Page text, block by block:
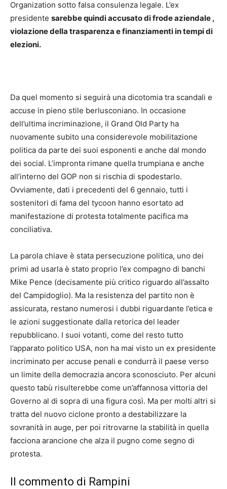
Organization sotto falsa consulenza legale. L’ex
presidente sarebbe quindi accusato di frode aziendale ,
violazione della trasparenza e finanziamenti in tempi di
elezioni.
Da quel momento si seguirà una dicotomia tra scandali e
accuse in pieno stile berlusconiano. In occasione
dell’ultima incriminazione, il Grand Old Party ha
nuovamente subito una considerevole mobilitazione
politica da parte dei suoi esponenti e anche dal mondo
dei social. L’impronta rimane quella trumpiana e anche
all’interno del GOP non si rischia di spodestarlo.
Ovviamente, dati i precedenti del 6 gennaio, tutti i
sostenitori di fama del tycoon hanno esortato ad
manifestazione di protesta totalmente pacifica ma
conciliativa.
La parola chiave è stata persecuzione politica, uno dei
primi ad usarla è stato proprio l’ex compagno di banchi
Mike Pence (decisamente più critico riguardo all’assalto
del Campidoglio). Ma la resistenza del partito non è
assicurata, restano numerosi i dubbi riguardante l’etica e
le azioni suggestionate dalla retorica del leader
repubblicano. I suoi votanti, come del resto tutto
l’apparato politico USA, non ha mai visto un ex presidente
incriminato per accuse penali e condurrà il paese verso
un limite della democrazia ancora sconosciuto. Per alcuni
questo tabù risulterebbe come un’affannosa vittoria del
Governo al di sopra di una figura così. Ma per molti altri si
tratta del nuovo ciclone pronto a destabilizzare la
sovranità in auge, per poi ritrovarne la stabilità in quella
facciona arancione che alza il pugno come segno di
protesta.
Il commento di Rampini